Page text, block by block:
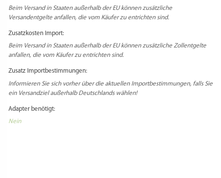
Beim Versand in Staaten außerhalb der EU können zusätzliche
Versandentgelte anfallen, die vom Käufer zu entrichten sind.
Zusatzkosten Import:
Beim Versand in Staaten außerhalb der EU können zusätzliche Zollentgelte
anfallen, die vom Käufer zu entrichten sind.
Zusatz Importbestimmungen:
Informieren Sie sich vorher über die aktuellen Importbestimmungen, falls Sie
ein Versandziel außerhalb Deutschlands wählen!
Adapter benötigt:
Nein